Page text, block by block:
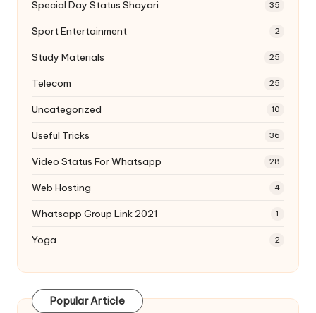
Special Day Status Shayari 35
Sport Entertainment 2
Study Materials 25
Telecom 25
Uncategorized 10
Useful Tricks 36
Video Status For Whatsapp 28
Web Hosting 4
Whatsapp Group Link 2021 1
Yoga 2
Popular Article